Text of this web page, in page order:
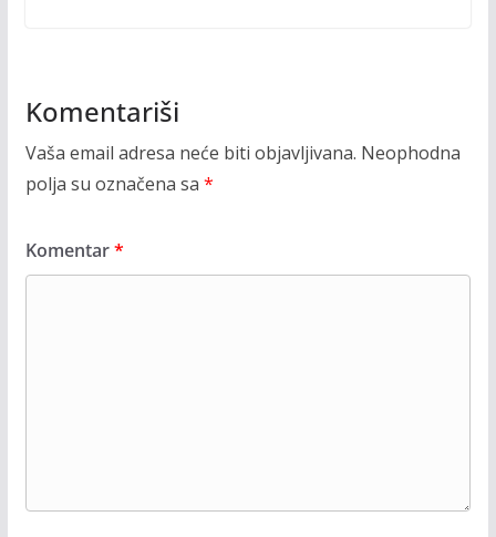
Komentariši
Vaša email adresa neće biti objavljivana. Neophodna
polja su označena sa *
Komentar*